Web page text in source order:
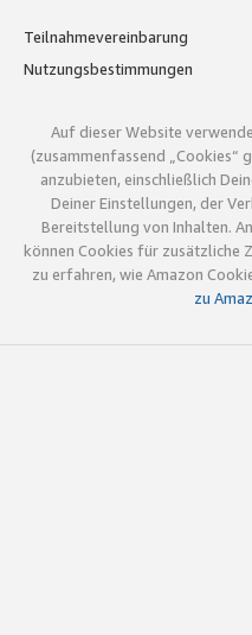
Teilnahmevereinbarung
Nutzungsbestimmungen
Auf dieser Website
(zusammenfassend „Cookies“
anzubieten, einschließlich
Deiner Einstellungen, der
Bereitstellung von Inhalten.
können Cookies für zusätzliche
zu erfahren, wie Amazon
zu